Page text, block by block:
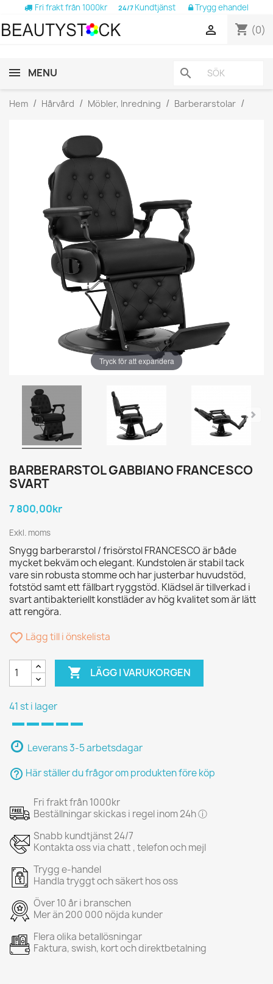
Fri frakt från 1000kr 24/7 Kundtjänst Trygg ehandel
shopping_cart (0)

MENU search
Hem Hårvård Möbler, Inredning Barberarstolar
Tryck för att expandera
BARBERARSTOL GABBIANO FRANCESCO
SVART
7 800,00kr
Exkl. moms
Snygg barberarstol / frisörstol FRANCESCO är både
mycket bekväm och elegant. Kundstolen är stabil tack
vare sin robusta stomme och har justerbar huvudstöd,
fotstöd samt ett fällbart ryggstöd. Klädsel är tillverkad i
svart antibakteriellt konstläder av hög kvalitet som är lätt
att rengöra.
favorite_border Lägg till i önskelista
 LÄGG I VARUKORGEN
41 st i lager
Leverans 3-5 arbetsdagar
help_outline Här ställer du frågor om produkten före köp
Fri frakt från 1000kr
Beställningar skickas i regel inom 24h ⓘ
Snabb kundtjänst 24/7
Kontakta oss via chatt , telefon och mejl
Trygg e-handel
Handla tryggt och säkert hos oss
Över 10 år i branschen
Mer än 200 000 nöjda kunder
Flera olika betallösningar
Faktura, swish, kort och direktbetalning